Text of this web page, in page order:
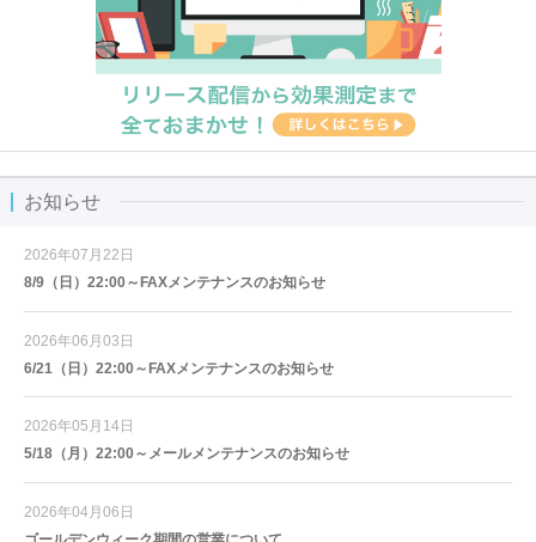
お知らせ
2026年07月22日
8/9（日）22:00～FAXメンテナンスのお知らせ
2026年06月03日
6/21（日）22:00～FAXメンテナンスのお知らせ
2026年05月14日
5/18（月）22:00～メールメンテナンスのお知らせ
2026年04月06日